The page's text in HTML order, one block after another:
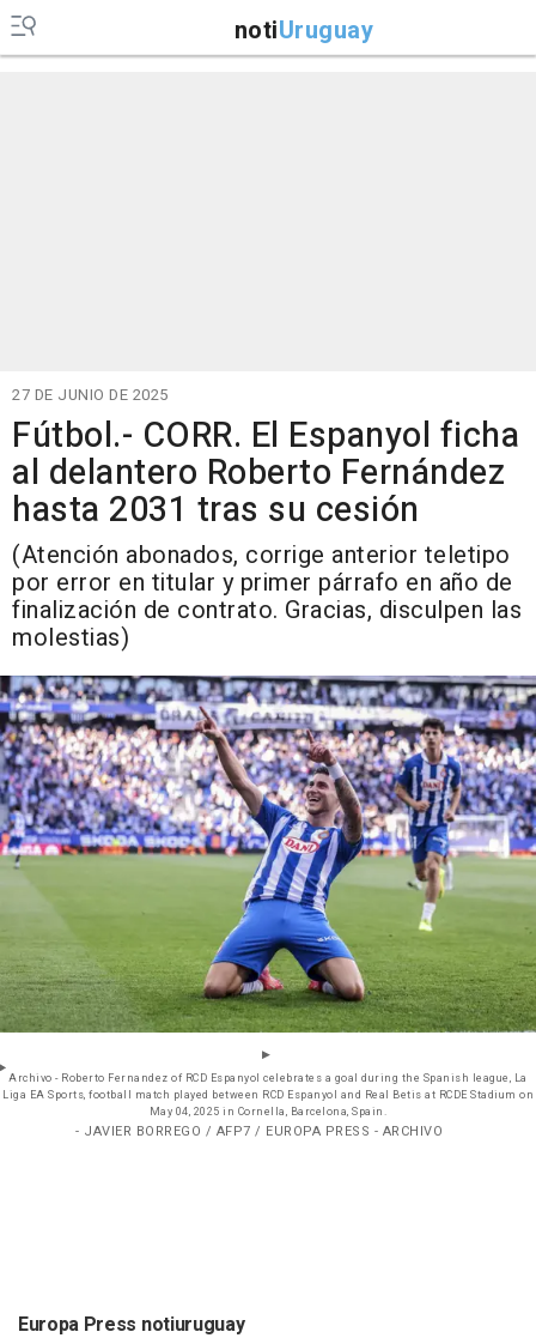
notiUruguay
27 DE JUNIO DE 2025
Fútbol.- CORR. El Espanyol ficha
al delantero Roberto Fernández
hasta 2031 tras su cesión
(Atención abonados, corrige anterior teletipo
por error en titular y primer párrafo en año de
finalización de contrato. Gracias, disculpen las
molestias)
Archivo - Roberto Fernandez of RCD Espanyol celebrates a goal during the Spanish league, La
Liga EA Sports, football match played between RCD Espanyol and Real Betis at RCDE Stadium on
May 04, 2025 in Cornella, Barcelona, Spain.
- JAVIER BORREGO / AFP7 / EUROPA PRESS - ARCHIVO
Europa Press notiuruguay